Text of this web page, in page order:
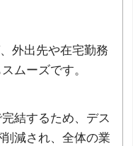
外出先や在宅勤務
ムーズです。
結するため、デス
減され、全体の業